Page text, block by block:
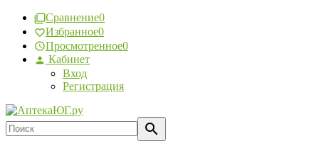
Сравнение0
Избранное0
Просмотренное0
Кабинет
Вход
Регистрация